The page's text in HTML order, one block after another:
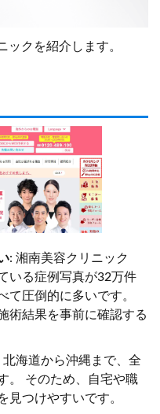
ックを紹介します。
: 湘南美容クリニック
いる症例写真が32万件
て圧倒的に多いです。
術結果を事前に確認する
北海道から沖縄まで、全
。 そのため、自宅や職
見つけやすいです。